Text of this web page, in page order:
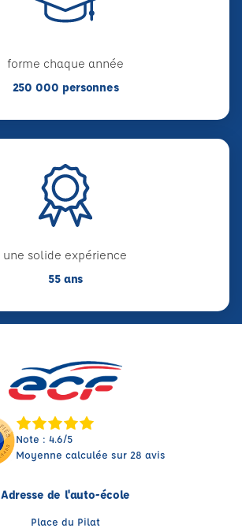
forme chaque année
250 000 personnes
une solide expérience
55 ans
Note : 4.6/5
Moyenne calculée sur 28 avis
Adresse de l'auto-école
Place du Pilat